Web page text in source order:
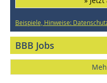
Beispiele, Hinweise:
BBB Jobs